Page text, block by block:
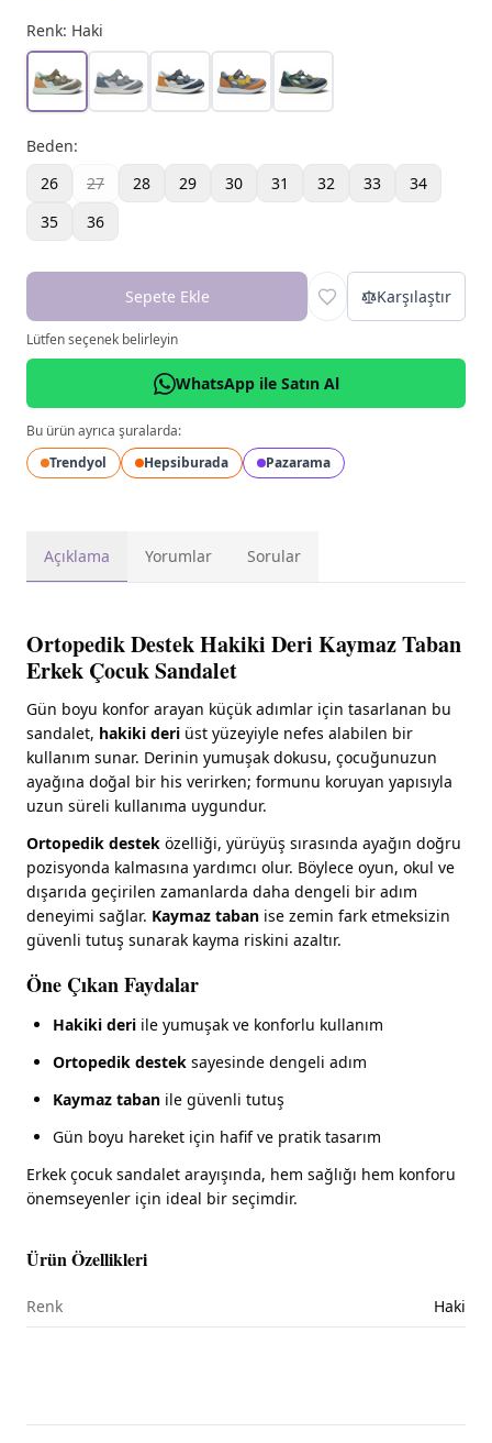
Renk: Haki
Beden:
26
27 28 29 30 31 32 33
34
35
36
Sepete Ekle Karşılaştır
Lütfen seçenek belirleyin
WhatsApp ile Satın Al
Bu ürün ayrıca şuralarda:
Trendyol
Hepsiburada Pazarama
Açıklama Yorumlar Sorular
Ortopedik Destek Hakiki Deri Kaymaz Taban
Erkek Çocuk Sandalet
Gün boyu konfor arayan küçük adımlar için tasarlanan bu
sandalet, hakiki deri üst yüzeyiyle nefes alabilen bir
kullanım sunar. Derinin yumuşak dokusu, çocuğunuzun
ayağına doğal bir his verirken; formunu koruyan yapısıyla
uzun süreli kullanıma uygundur.
Ortopedik destek özelliği, yürüyüş sırasında ayağın doğru
pozisyonda kalmasına yardımcı olur. Böylece oyun, okul ve
dışarıda geçirilen zamanlarda daha dengeli bir adım
deneyimi sağlar. Kaymaz taban ise zemin fark etmeksizin
güvenli tutuş sunarak kayma riskini azaltır.
Öne Çıkan Faydalar
Hakiki deri ile yumuşak ve konforlu kullanım
Ortopedik destek sayesinde dengeli adım
Kaymaz taban ile güvenli tutuş
Gün boyu hareket için hafif ve pratik tasarım
Erkek çocuk sandalet arayışında, hem sağlığı hem konforu
önemseyenler için ideal bir seçimdir.
Ürün Özellikleri
Renk Haki